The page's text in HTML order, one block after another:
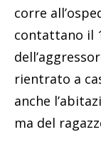
corre
contattano il
rientrato a
anche
ma del